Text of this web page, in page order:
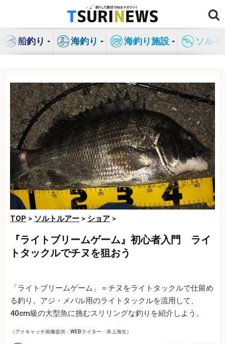
ン
船釣り 海釣り 海釣り施設 ソル
TOP > ソルトルアー > ショア >
『ライトブリームゲーム』初心者入門 ライ
トタックルでチヌを狙おう
「ライトブリームゲーム」＝チヌをライトタックルで仕留め
る釣り。アジ・メバル用のライトタックルを流用して、
40cm級の大型魚に挑むスリリングな釣りを紹介しよう。
（アイキャッチ画像提供：WEBライター・井上海生）